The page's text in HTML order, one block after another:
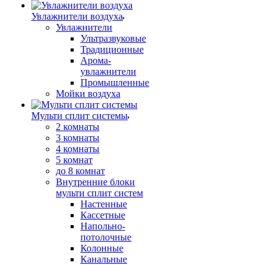
Увлажнители воздуха
Увлажнители
Ультразвуковые
Традиционные
Арома-
увлажнители
Промышленные
Мойки воздуха
Мульти сплит системы
2 комнаты
3 комнаты
4 комнаты
5 комнат
до 8 комнат
Внутренние блоки
мульти сплит систем
Настенные
Кассетные
Напольно-
потолочные
Колонные
Канальные